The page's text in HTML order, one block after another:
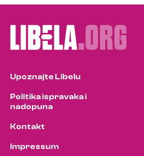
Upoznajte Libelu
Politika ispravaka i
nadopuna
Kontakt
Impressum